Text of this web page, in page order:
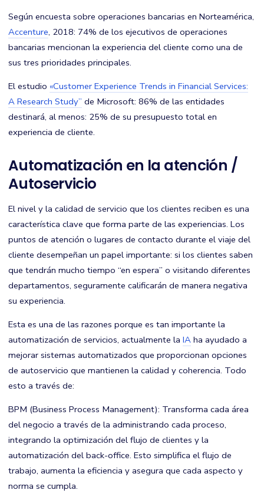
Según encuesta sobre operaciones bancarias en Norteamérica,
Accenture, 2018: 74% de los ejecutivos de operaciones
bancarias mencionan la experiencia del cliente como una de
sus tres prioridades principales.
El estudio «Customer Experience Trends in Financial Services:
A Research Study” de Microsoft: 86% de las entidades
destinará, al menos: 25% de su presupuesto total en
experiencia de cliente.
Automatización en la atención /
Autoservicio
El nivel y la calidad de servicio que los clientes reciben es una
característica clave que forma parte de las experiencias. Los
puntos de atención o lugares de contacto durante el viaje del
cliente desempeñan un papel importante: si los clientes saben
que tendrán mucho tiempo “en espera” o visitando diferentes
departamentos, seguramente calificarán de manera negativa
su experiencia.
Esta es una de las razones porque es tan importante la
automatización de servicios, actualmente la IA ha ayudado a
mejorar sistemas automatizados que proporcionan opciones
de autoservicio que mantienen la calidad y coherencia. Todo
esto a través de:
BPM (Business Process Management): Transforma cada área
del negocio a través de la administrando cada proceso,
integrando la optimización del flujo de clientes y la
automatización del back-office. Esto simplifica el flujo de
trabajo, aumenta la eficiencia y asegura que cada aspecto y
norma se cumpla.